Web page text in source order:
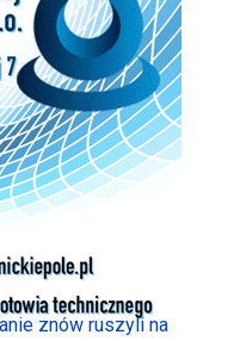
znów ruszyli na